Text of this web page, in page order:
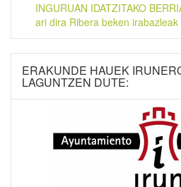
INGURUAN IDATZITAKO
ari dira Ribera beken irabazleak
ERAKUNDE HAUEK
LAGUNTZEN DUTE: